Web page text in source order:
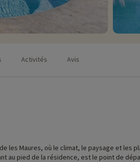
Activités Avis
les Maures, où le climat, le paysage et
au pied de la résidence, est le point de